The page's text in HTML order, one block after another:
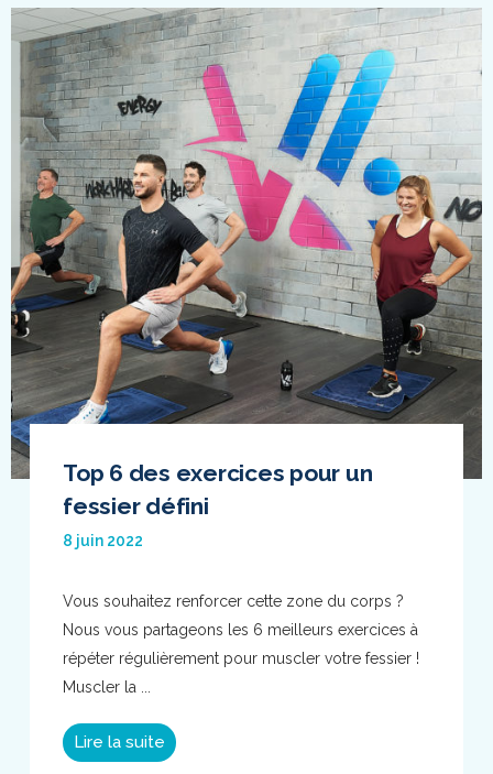
Top 6 des exercices pour un
fessier défini
8 juin 2022
Vous souhaitez renforcer cette zone du corps ?
Nous vous partageons les 6 meilleurs exercices à
répéter régulièrement pour muscler votre fessier !
Muscler la ...
Lire la suite